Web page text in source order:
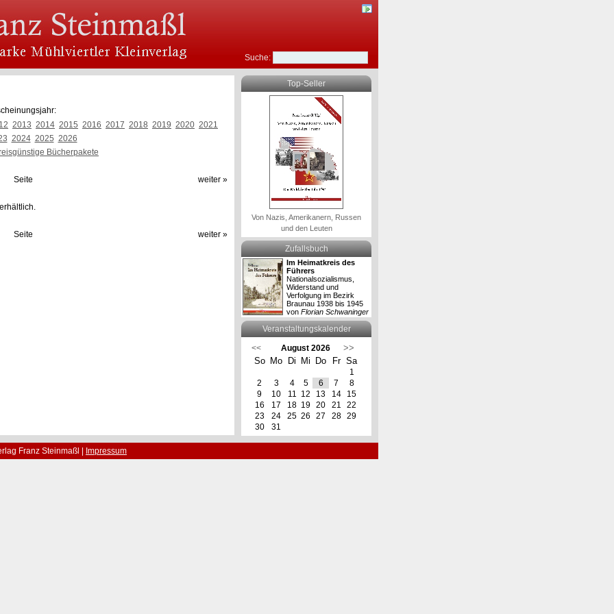
Suche:
Top-Seller
Von Nazis, Amerikanern, Russen
und den Leuten
Zufallsbuch
Im Heimatkreis des
Führers
Nationalsozialismus,
Widerstand und
Verfolgung im Bezirk
Braunau 1938 bis 1945
von Florian Schwaninger
Veranstaltungskalender
<<
August 2026
>>
So
Mo Di Mi Do Fr Sa
1
2
3 4 5 6 7
8
9
10 11 12 13 14
15
16
17 18 19 20 21
22
23
24 25 26 27 28
29
30
31
2013 2014 2015 2016 2017 2018 2019 2020 2021
2024 2025 2026
Bücherpakete
weiter »
Seite
weiter »
Seite
Franz Steinmaßl | Impressum